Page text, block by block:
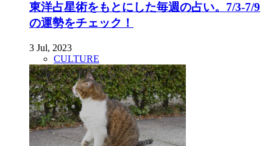
東洋占星術をもとにした毎週の占い。7/3-7/9
の運勢をチェック！
3 Jul, 2023
CULTURE